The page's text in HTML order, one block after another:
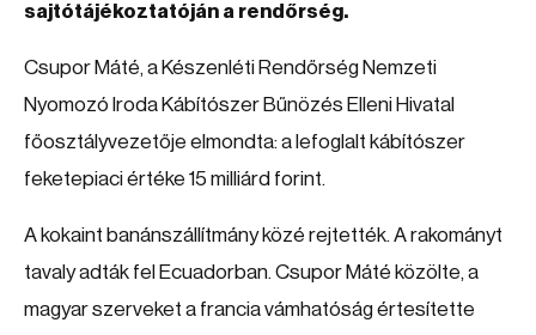
sajtótájékoztatóján a rendőrség.
Csupor Máté, a Készenléti Rendőrség Nemzeti
Nyomozó Iroda Kábítószer Bűnözés Elleni Hivatal
főosztályvezetője elmondta: a lefoglalt kábítószer
feketepiaci értéke 15 milliárd forint.
A kokaint banánszállítmány közé rejtették. A rakományt
tavaly adták fel Ecuadorban. Csupor Máté közölte, a
magyar szerveket a francia vámhatóság értesítette